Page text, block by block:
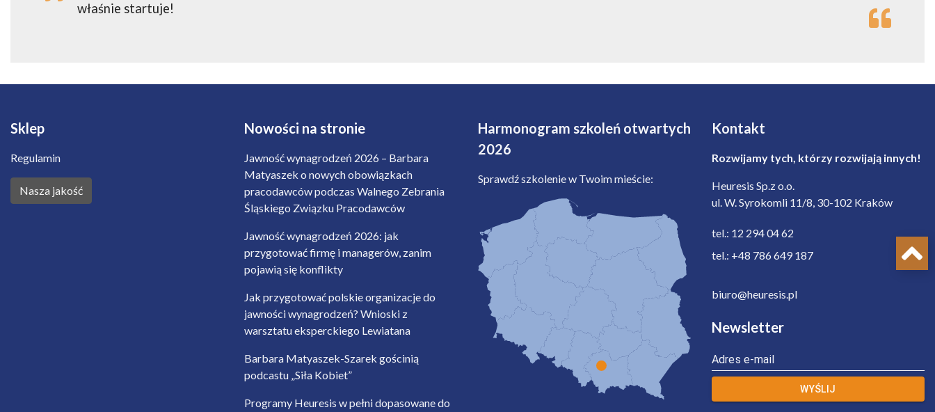
właśnie startuje!
Sklep
Regulamin
Nasza jakość
Nowości na stronie
Jawność wynagrodzeń 2026 – Barbara
Matyaszek o nowych obowiązkach
pracodawców podczas Walnego Zebrania
Śląskiego Związku Pracodawców
Jawność wynagrodzeń 2026: jak
przygotować firmę i managerów, zanim
pojawią się konflikty
Jak przygotować polskie organizacje do
jawności wynagrodzeń? Wnioski z
warsztatu eksperckiego Lewiatana
Barbara Matyaszek-Szarek gościnią
podcastu „Siła Kobiet”
Programy Heuresis w pełni dopasowane do
Harmonogram szkoleń otwartych
2026
Sprawdź szkolenie w Twoim mieście:
Kontakt
Rozwijamy tych, którzy rozwijają innych!
Heuresis Sp.z o.o.
ul. W. Syrokomli 11/8, 30-102 Kraków
tel.: 12 294 04 62
tel.: +48 786 649 187
biuro@heuresis.pl
Newsletter
Adres e-mail
WYŚLIJ